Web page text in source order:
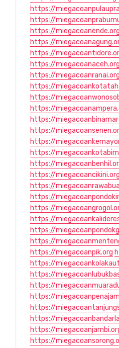
https://
https://
https://miegacoanende.org
https://
https://
https://miegacoanaceh.org
https://miegacoanranai.org
https://
https://
https://
https://
https://
https://
https://
https://
https://miegacoancikini.org
https://
https://
https://
https://
https://
https://
https://miegacoanpik.org
https://
https://
https://
https://
https://
https://
https://
https://